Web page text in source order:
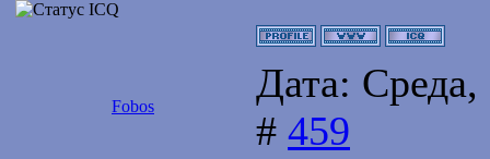
Fobos
Дата:
# 459